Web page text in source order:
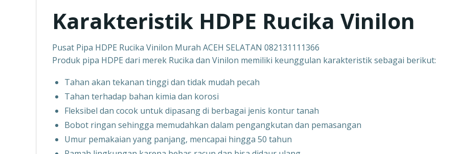
Karakteristik HDPE Rucika Vinilon
Pusat Pipa HDPE Rucika Vinilon Murah ACEH SELATAN 082131111366
Produk pipa HDPE dari merek Rucika dan Vinilon memiliki keunggulan karakteristik sebagai berikut:
Tahan akan tekanan tinggi dan tidak mudah pecah
Tahan terhadap bahan kimia dan korosi
Fleksibel dan cocok untuk dipasang di berbagai jenis kontur tanah
Bobot ringan sehingga memudahkan dalam pengangkutan dan pemasangan
Umur pemakaian yang panjang, mencapai hingga 50 tahun